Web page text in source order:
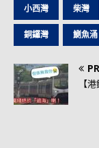
小西灣 柴灣
銅鑼灣 鰂魚涌
【